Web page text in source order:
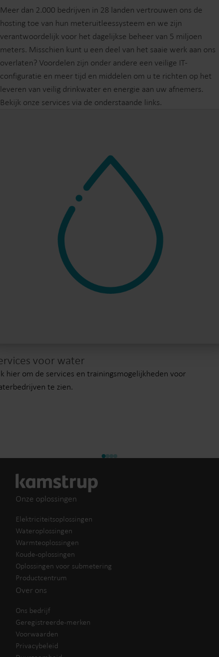
Meer dan 2.000 bedrijven in 28 landen vertrouwen ons de
hosting toe van hun meteruitleessysteem en we zijn
verantwoordelijk voor het dagelijkse beheer van 5 miljoen
meters. Misschien kunt u een deel van het saaie werk aan ons
overlaten? Voordelen zijn onder andere een veilige IT-
configuratie en meer tijd en middelen om u te richten op het
leveren van veilig drinkwater en energie aan uw afnemers.
Bekijk onze services via de onderstaande links.
voor water
hier om de services en trainingsmogelijkheden voor
te zien.
Onze oplossingen
Elektriciteitsoplossingen
Wateroplossingen
Warmteoplossingen
Koude-oplossingen
Oplossingen voor submetering
Productcentrum
Over ons
Ons bedrijf
Geregistreerde-merken
Voorwaarden
Privacybeleid